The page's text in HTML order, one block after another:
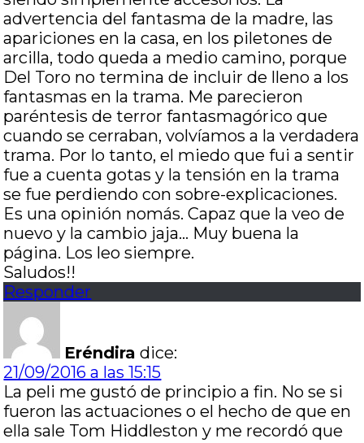
advertencia del fantasma de la madre, las
apariciones en la casa, en los piletones de
arcilla, todo queda a medio camino, porque
Del Toro no termina de incluir de lleno a los
fantasmas en la trama. Me parecieron
paréntesis de terror fantasmagórico que
cuando se cerraban, volvíamos a la verdadera
trama. Por lo tanto, el miedo que fui a sentir
fue a cuenta gotas y la tensión en la trama
se fue perdiendo con sobre-explicaciones.
Es una opinión nomás. Capaz que la veo de
nuevo y la cambio jaja… Muy buena la
página. Los leo siempre.
Saludos!!
Responder
Eréndira dice:
21/09/2016 a las 15:15
La peli me gustó de principio a fin. No se si
fueron las actuaciones o el hecho de que en
ella sale Tom Hiddleston y me recordó que